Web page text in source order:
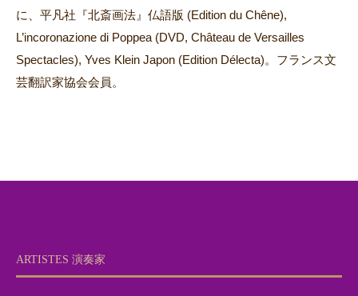
に、平凡社『北斎画法』仏語版 (Edition du Chêne),
L’incoronazione di Poppea (DVD, Château de Versailles
Spectacles), Yves Klein Japon (Edition Délecta)。フランス文
芸翻訳家協会会員。
ARTISTES 演奏家